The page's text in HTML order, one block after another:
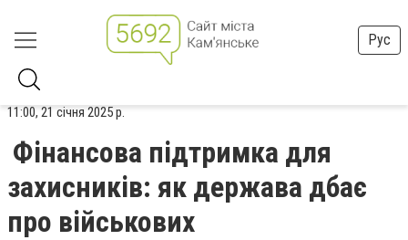
Рус
11:00, 21 січня 2025 р.
Фінансова підтримка для
захисників: як держава дбає
про військових